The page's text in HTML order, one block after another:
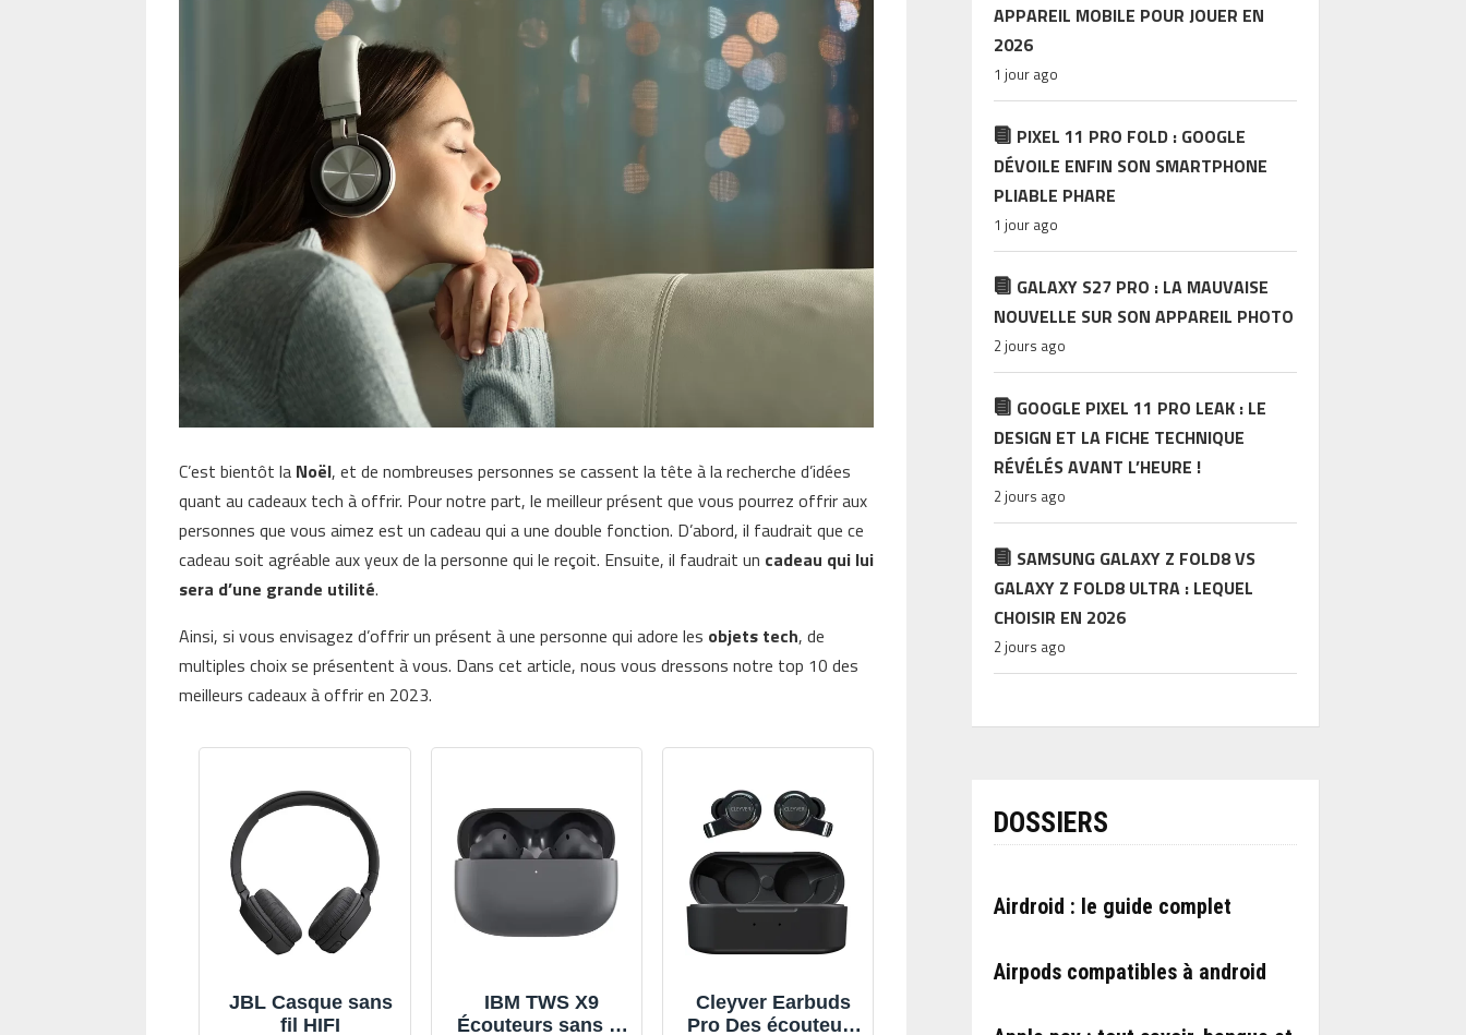
C’est bientôt la Noël, et de nombreuses personnes se cassent la tête à la recherche d’idées
quant au cadeaux tech à offrir. Pour notre part, le meilleur présent que vous pourrez offrir aux
personnes que vous aimez est un cadeau qui a une double fonction. D’abord, il faudrait que ce
cadeau soit agréable aux yeux de la personne qui le reçoit. Ensuite, il faudrait un cadeau qui lui
sera d’une grande utilité.
Ainsi, si vous envisagez d’offrir un présent à une personne qui adore les objets tech, de
multiples choix se présentent à vous. Dans cet article, nous vous dressons notre top 10 des
meilleurs cadeaux à offrir en 2023.
JBL Casque sans
fil HIFI
IBM TWS X9
Écouteurs sans fil
Cleyver Earbuds
Pro Des écouteurs
APPAREIL MOBILE POUR JOUER EN
2026
1 jour ago
PIXEL 11 PRO FOLD : GOOGLE
DÉVOILE ENFIN SON SMARTPHONE
PLIABLE PHARE
1 jour ago
GALAXY S27 PRO : LA MAUVAISE
NOUVELLE SUR SON APPAREIL PHOTO
2 jours ago
GOOGLE PIXEL 11 PRO LEAK : LE
DESIGN ET LA FICHE TECHNIQUE
RÉVÉLÉS AVANT L’HEURE !
2 jours ago
SAMSUNG GALAXY Z FOLD8 VS
GALAXY Z FOLD8 ULTRA : LEQUEL
CHOISIR EN 2026
2 jours ago
DOSSIERS
Airdroid : le guide complet
Airpods compatibles à android